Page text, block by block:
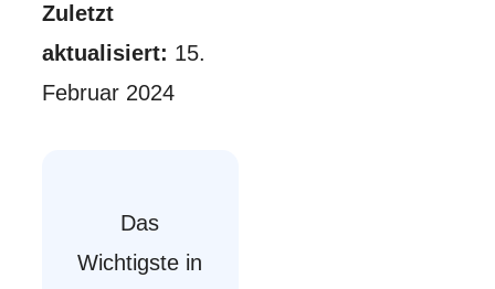
Zuletzt
aktualisiert: 15.
Februar 2024
Das
Wichtigste in